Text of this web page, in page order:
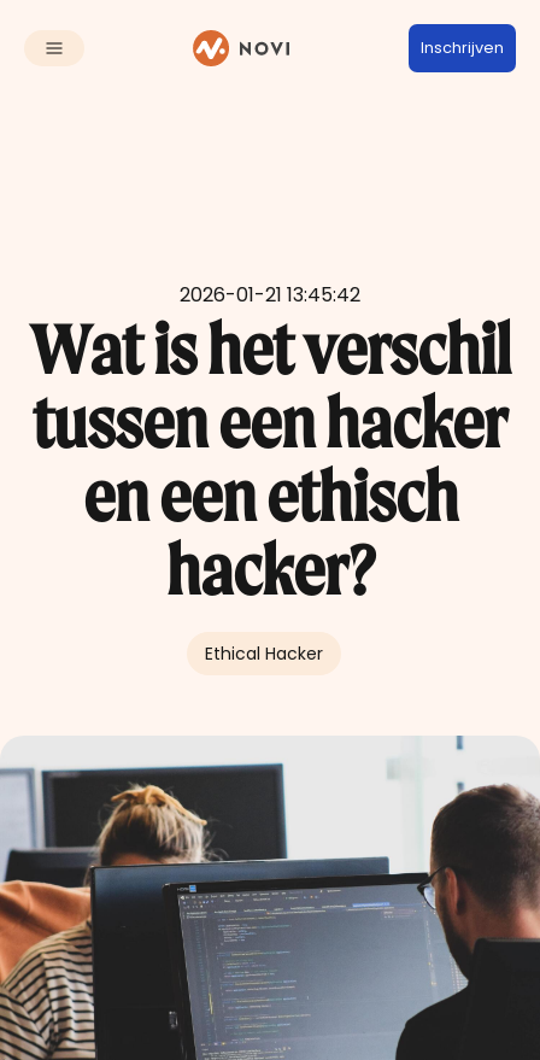
Inschrijven
2026-01-21 13:45:42
Wat is het verschil
tussen een hacker
en een ethisch
hacker?
Ethical Hacker